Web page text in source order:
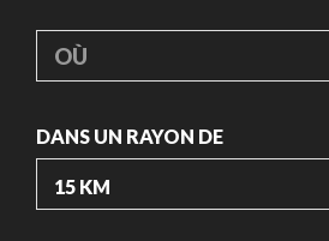
OÙ
DANS UN RAYON DE